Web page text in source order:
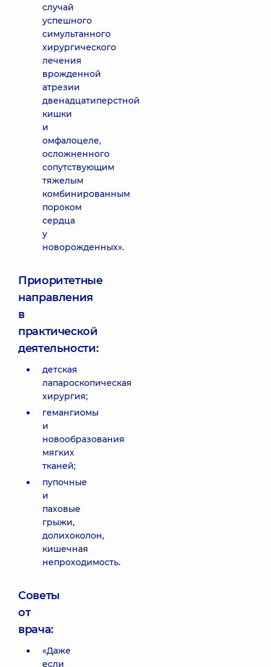
случай
успешного
симультанного
хирургического
лечения
врожденной
атрезии
двенадцатиперстной
кишки
и
омфалоцеле,
осложненного
сопутствующим
тяжелым
комбинированным
пороком
сердца
у
новорожденных».
Приоритетные
направления
в
практической
деятельности:
детская
лапароскопическая
хирургия;
гемангиомы
и
новообразования
мягких
тканей;
пупочные
и
паховые
грыжи,
долихоколон,
кишечная
непроходимость.
Советы
от
врача:
«Даже
если